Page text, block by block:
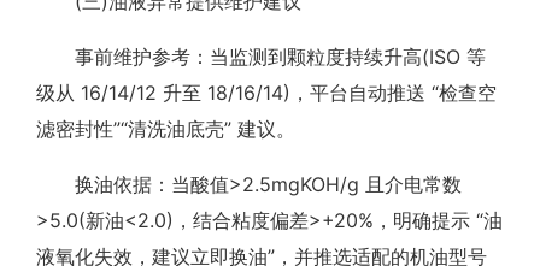
事前维护参考：当监测到颗粒度持续升高(ISO 等
级从 16/14/12 升至 18/16/14)，平台自动推送 “检查空
滤密封性”“清洗油底壳” 建议。
换油依据：当酸值>2.5mgKOH/g 且介电常数
>5.0(新油<2.0)，结合粘度偏差>+20%，明确提示 “油
液氧化失效，建议立即换油”，并推选适配的机油型号